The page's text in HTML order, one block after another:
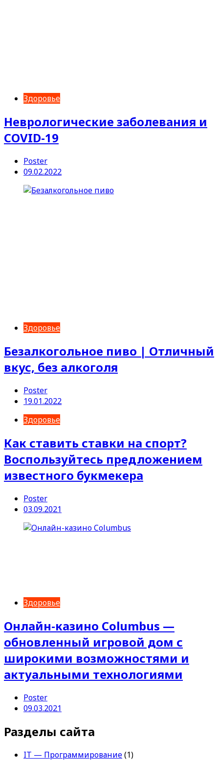
Здоровье
Неврологические заболевания и
COVID-19
Poster
09.02.2022
Здоровье
Безалкогольное пиво | Отличный
вкус, без алкоголя
Poster
19.01.2022
Здоровье
Как ставить ставки на спорт?
Воспользуйтесь предложением
известного букмекера
Poster
03.09.2021
Здоровье
Онлайн-казино Columbus —
обновленный игровой дом с
широкими возможностями и
актуальными технологиями
Poster
09.03.2021
Разделы сайта
IT — Программирование(1)